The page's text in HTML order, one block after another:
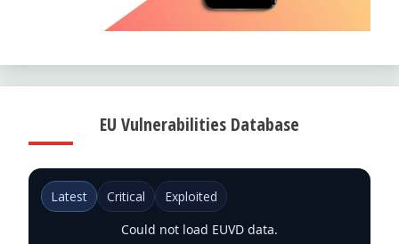
EU Vulnerabilities Database
Latest Critical
Exploited
Could not load EUVD data.